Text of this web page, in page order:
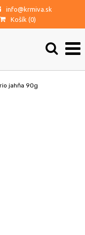
info@krmiva.sk
Košík (0)
jahňa 90g